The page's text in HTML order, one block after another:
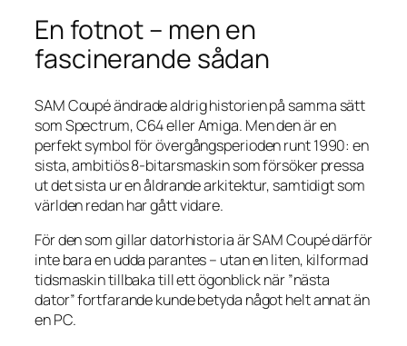
En fotnot – men en
fascinerande sådan
SAM Coupé ändrade aldrig historien på samma sätt
som Spectrum, C64 eller Amiga. Men den är en
perfekt symbol för övergångsperioden runt 1990: en
sista, ambitiös 8-bitarsmaskin som försöker pressa
ut det sista ur en åldrande arkitektur, samtidigt som
världen redan har gått vidare.
För den som gillar datorhistoria är SAM Coupé därför
inte bara en udda parantes – utan en liten, kilformad
tidsmaskin tillbaka till ett ögonblick när ”nästa
dator” fortfarande kunde betyda något helt annat än
en PC.